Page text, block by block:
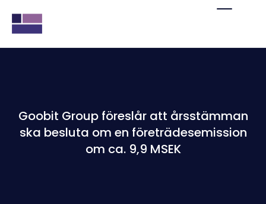
Goobit Group föreslår att årsstämman
ska besluta om en företrädesemission
om ca. 9,9 MSEK